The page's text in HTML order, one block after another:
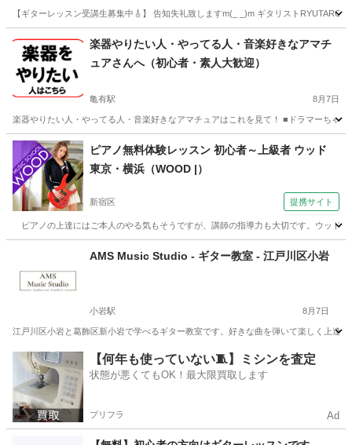
【ギターレッスン受講生募集中🎸】 告知失礼致しますm(_ _)m ギタリスト
東京 多摩市 京王多摩センター駅 ギター レッスン
楽器やりたい人・やってる人・音楽好きなアマチ
ュアさんへ（初心者・素人大歓迎）
亀有駅 8月7日
楽器やりたい人・やってる人・音楽好きなアマチュアはこれを見て！ ■ドラマーちゃ
東京 葛飾区 亀有駅 その他 セッション
ピアノ無料体験レッスン 初心者～上級者 ウッド
東京・横浜（WOOD |）
新宿区 提携サイト
ピアノの上達にはご本人のやる気もそうですが、講師の指導力も大切です。ウッド
AMS Music Studio - ギター教室 - 江戸川区小岩
小岩駅 8月7日
江戸川区小岩と葛飾区新小岩で学べるギター教室です。好きな曲を弾いて楽しく上達
東京 江戸川区 小岩駅 ギター 音楽教室
【何年も使っていない🧵】ミシンを査定
状態が悪くてもOK！最大限買取します
プリフラ Ad